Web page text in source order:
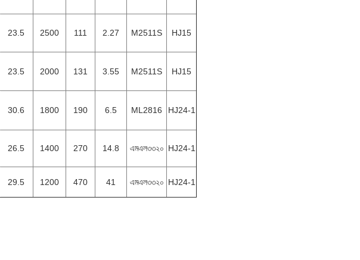
23.5 2500 111 2.27 M2511S HJ15
23.5 2000 131 3.55 M2511S HJ15
30.6 1800 190 6.5 ML2816 HJ24-1
26.5 1400 270 14.8 এমএল৩৩২০ HJ24-1
29.5 1200 470 41 এমএল৩৩২০ HJ24-1